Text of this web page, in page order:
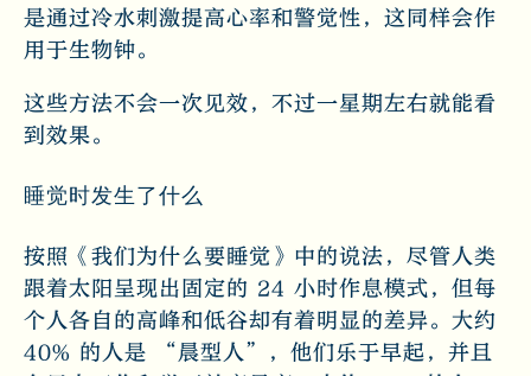
是通过冷水刺激提高心率和警觉性，这同样会作
用于生物钟。
这些方法不会一次见效，不过一星期左右就能看
到效果。
睡觉时发生了什么
按照《我们为什么要睡觉》中的说法，尽管人类
跟着太阳呈现出固定的 24 小时作息模式，但每
个人各自的高峰和低谷却有着明显的差异。大约
40% 的人是 “晨型人”，他们乐于早起，并且